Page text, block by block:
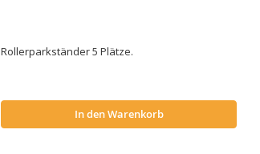
Rollerparkständer 5 Plätze.
In den Warenkorb